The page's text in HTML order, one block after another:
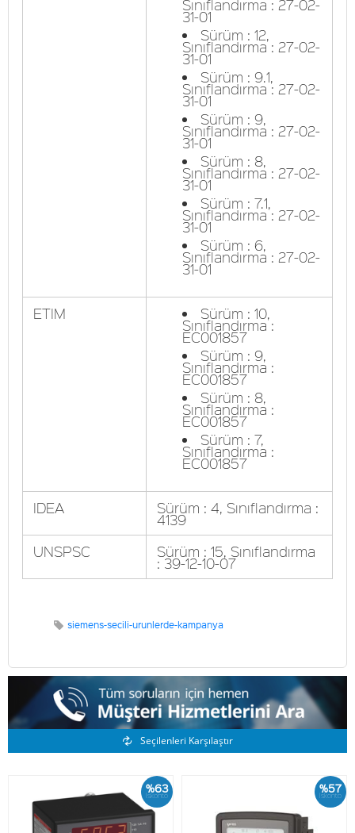
Sınıflandırma : 27-02-
31-01
Sürüm : 12,
Sınıflandırma : 27-02-
31-01
Sürüm : 9.1,
Sınıflandırma : 27-02-
31-01
Sürüm : 9,
Sınıflandırma : 27-02-
31-01
Sürüm : 8,
Sınıflandırma : 27-02-
31-01
Sürüm : 7.1,
Sınıflandırma : 27-02-
31-01
Sürüm : 6,
Sınıflandırma : 27-02-
31-01
ETIM Sürüm : 10,
Sınıflandırma :
EC001857
Sürüm : 9,
Sınıflandırma :
EC001857
Sürüm : 8,
Sınıflandırma :
EC001857
Sürüm : 7,
Sınıflandırma :
EC001857
IDEA Sürüm : 4, Sınıflandırma :
4139
UNSPSC
Sürüm : 15, Sınıflandırma
: 39-12-10-07
siemens-secili-urunlerde-kampanya
Benzer Ürünler
Seçilenleri Karşılaştır
%63
İskonto %57
İskonto